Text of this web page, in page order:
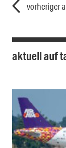
vorheriger
aktuell auf